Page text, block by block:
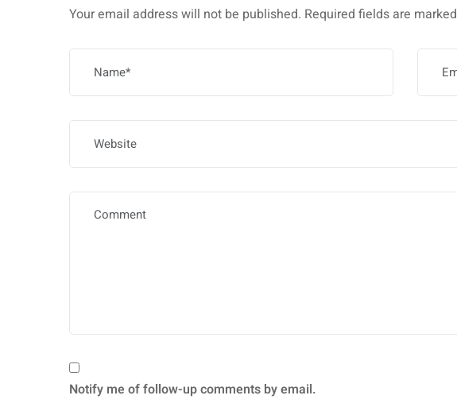
Your email address will not be published. Required fields are marked
Notify me of follow-up comments by email.